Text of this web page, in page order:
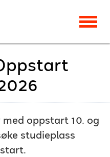
oppstart 10. og
studieplass